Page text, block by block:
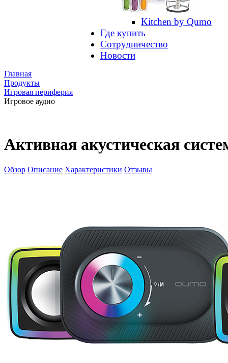
Kitchen by Qumo
Где купить
Сотрудничество
Новости
Главная
Продукты
Игровая периферия
Игровое аудио
Активная акустическая
Обзор Описание Характеристики Отзывы